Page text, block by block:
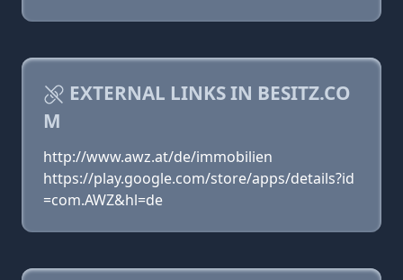
EXTERNAL LINKS IN BESITZ.CO
M
http://www.awz.at/de/immobilien
https://play.google.com/store/apps/details?id
=com.AWZ&hl=de